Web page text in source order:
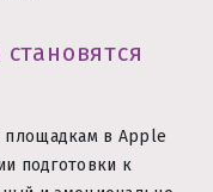
площадкам в Apple
подготовки к